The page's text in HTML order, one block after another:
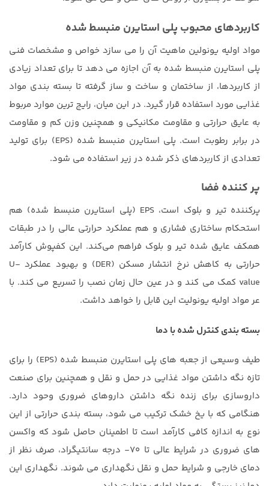
کاربردهای محبوب پلی استایرن منبسط شده
مواد اولیه یونولین ماهیت آن را می سازد خواص و مشخصات فنی
پلی استایرن منبسط شده به آن اجازه می دهد تا برای تعداد زیادی
از کاربردها، از ساختمان و ساخت و ساز گرفته تا بسته بندی مواد
غذایی مورد استفاده قرار گیرد. در این میان، رایج ‌ترین موارد مربوط
به عایق حرارتی و مقاومت مکانیکی و همچنین وزن کم و مقاومت
در برابر رطوبت است. پلی استایرن منبسط شده (EPS) برای تولید
تعدادی از کاربردهای ذکر شده در زیر استفاده می شود.
پر کننده فضا
پرکننده تیر و بلوک است، EPS (پلی استایرن منبسط شده) هم
استحکام ساختاری فشاری و هم عملکرد حرارتی عالی را در طبقات
همکف عایق شده تیر و بلوک فراهم می‌کند. این کفپوش کارآمد
حرارتی به کاهش نرخ انتشار مسکن (DER) و بهبود عملکرد U-
value کمک می کند و در عین حال زمان نصب را تسریع می کند. با
عر مواد اولیه یونولیت این قابل را خواهد داشت.
بسته بندی کنترل شده با دما
طیف وسیعی از جعبه های پلی استایرن منبسط شده (EPS) را برای
تازه نگه داشتن مواد غذایی در حمل و نقل و همچنین برای صنعت
داروسازی برای زنده نگه داشتن داروهای ضروری وحود دارد.
هنگامی که با یخ خشک ترکیب می شود، بسته بندی حرارتی از این
نوع به اندازه کافی کارآمد است تا اطمینان حاصل شود که واکسن
های ضروری در شرایط عالی تا ۷۰- درجه سانتیگراد، صرف نظر از
دمای خارجی و شرایط حمل و نقل نگهداری می شوند. نگهداری این